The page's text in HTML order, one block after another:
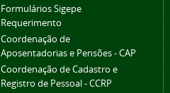
Formulários Sigepe
Requerimento
Coordenação de
Aposentadorias e Pensões - CAP
Coordenação de Cadastro e
Registro de Pessoal - CCRP